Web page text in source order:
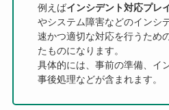
例えばインシデント対応プレ
やシステム障害などのインシ
速かつ適切な対応を行うため
たものになります。
具体的には、事前の準備、イ
事後処理などが含まれます。